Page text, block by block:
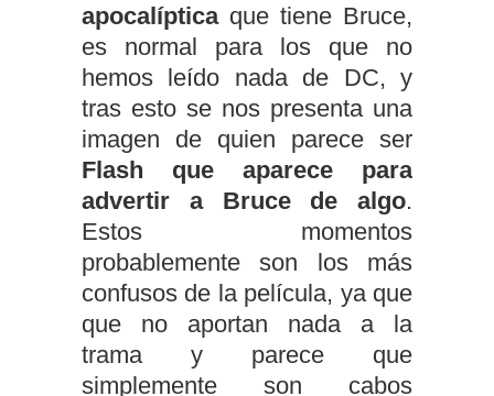
apocalípticaque tiene Bruce,
es normal para los que no
hemos leído nada de DC, y
tras esto se nos presenta una
imagen de quien parece ser
Flash que aparece para
advertir a Bruce de algo.
Estos momentos
probablemente son los más
confusos de la película, ya que
que no aportan nada a la
trama y parece que
simplemente son cabos